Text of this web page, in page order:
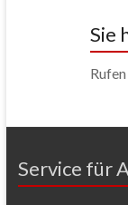
Sie
Service für